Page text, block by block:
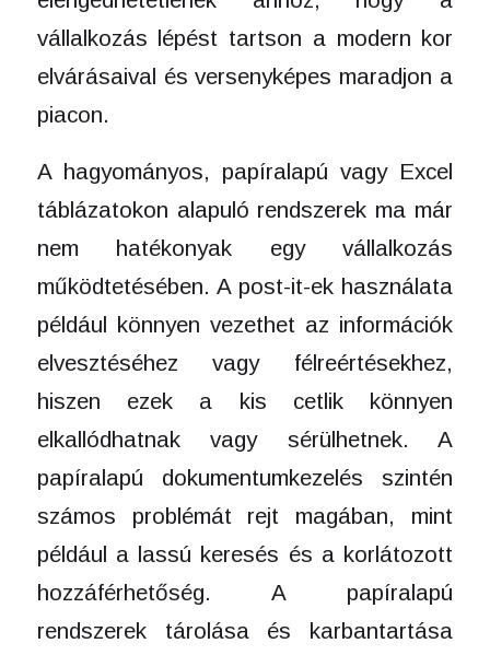
vállalkozás lépést tartson a modern kor
elvárásaival és versenyképes maradjon a
piacon.
A hagyományos, papíralapú vagy Excel
táblázatokon alapuló rendszerek ma már
nem hatékonyak egy vállalkozás
működtetésében. A post-it-ek használata
például könnyen vezethet az információk
elvesztéséhez vagy félreértésekhez,
hiszen ezek a kis cetlik könnyen
elkallódhatnak vagy sérülhetnek. A
papíralapú dokumentumkezelés szintén
számos problémát rejt magában, mint
például a lassú keresés és a korlátozott
hozzáférhetőség. A papíralapú
rendszerek tárolása és karbantartása